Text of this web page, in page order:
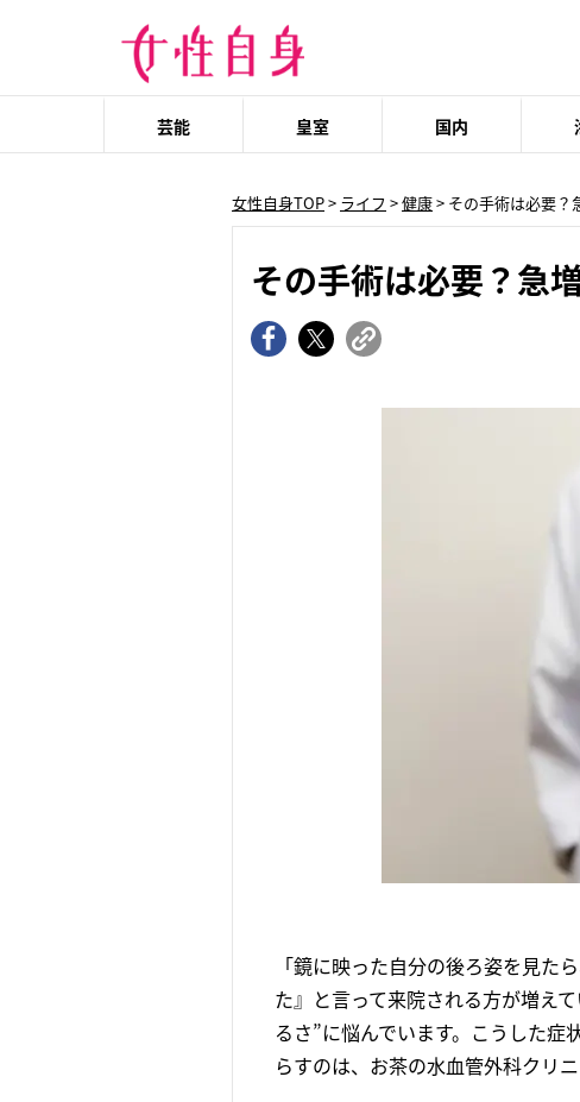
芸能 皇室 国内
女性自身TOP> ライフ >健康> その手術は必要？
その手術は必要？急
「鏡に映った自分の後ろ姿を見た
た』と言って来院される方が増え
るさ”に悩んでいます。こうした
らすのは、お茶の水血管外科クリ